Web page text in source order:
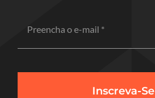
Inscreva-Se